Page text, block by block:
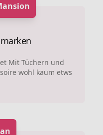
Mit Tüchern und
wohl kaum etws